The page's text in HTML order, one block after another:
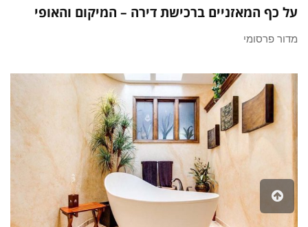
על כף המאזניים ברכישת דירה – המיקום והאופי
מדור פרסומי
גלילה
לראש
העמוד